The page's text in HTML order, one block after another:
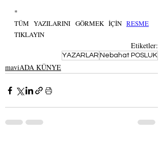
*
TÜM YAZILARINI GÖRMEK İÇİN RESME
TIKLAYIN
Etiketler:
YAZARLAR Nebahat POSLUK
maviADA KÜNYE